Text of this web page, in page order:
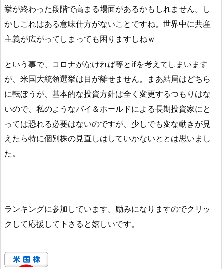
挙が終わった段階で高まる場面があるかもしれません。し
かしこれはある意味仕方がないことですね。世界中に共産
主義が広がってしまっても困りますしねｗ
という事で、コロナがなければ等とifを考えてしまいます
が、米国大統領選挙は目が離せません。まあ結局はどちら
に転ぼうが、基本的な投資方針は全く変更するつもりはな
いので、私のようなバイ＆ホールドによる長期投資家にと
っては恐れる必要はないのですが、少しでも変な動きが見
えたら特に個別株の見直しはしていかないととは思いまし
た。
ランキングに参加しています。励みになりますのでクリッ
クして応援して下さると嬉しいです。